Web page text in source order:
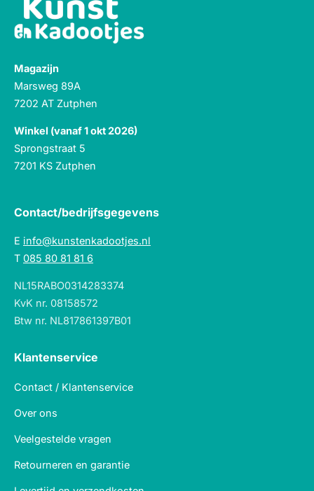
Magazijn
Marsweg 89A
7202 AT Zutphen
Winkel (vanaf 1 okt 2026)
Sprongstraat 5
7201 KS Zutphen
Contact/bedrijfsgegevens
E info@kunstenkadootjes.nl
T 085 80 81 81 6
NL15RABO0314283374
KvK nr. 08158572
Btw nr. NL817861397B01
Klantenservice
Contact / Klantenservice
Over ons
Veelgestelde vragen
Retourneren en garantie